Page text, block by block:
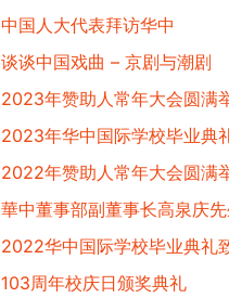
中国人大代表拜访华中
谈谈中国戏曲 – 京剧与潮剧
2023年赞助人常年大会圆满
2023年华中国际学校毕业典
2022年赞助人常年大会圆满
華中董事部副董事长高泉庆
2022华中国际学校毕业典礼
103周年校庆日颁奖典礼